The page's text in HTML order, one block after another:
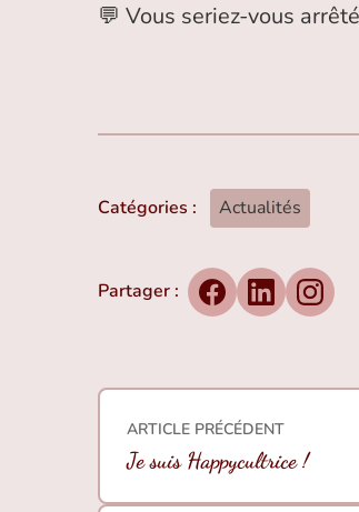
💬 Vous seriez-vous
Catégories : Actualités
Partager :
FacebookLinkedIn
Navigation
ARTICLE PRÉCÉDENT
Je suis Happycultrice !